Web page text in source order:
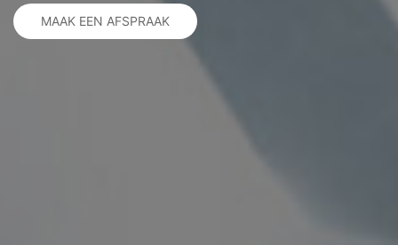
MAAK EEN AFSPRAAK